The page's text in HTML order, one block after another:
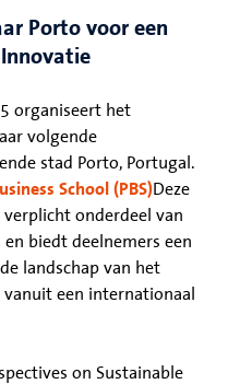
Porto voor een
organiseert het
volgende
stad Porto, Portugal.
School (PBS)Deze
onderdeel van
biedt deelnemers een
landschap van het
een internationaal
on Sustainable